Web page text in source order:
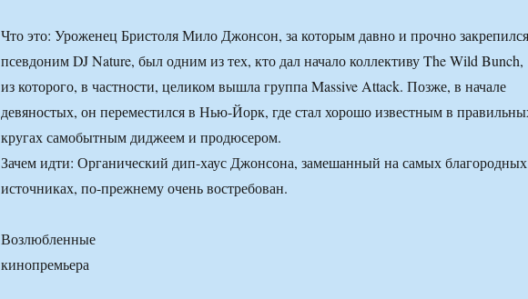
Что это: Уроженец Бристоля Мило Джонсон, за которым давно и прочно закрепился
псевдоним DJ Nature, был одним из тех, кто дал начало коллективу The Wild Bunch,
из которого, в частности, целиком вышла группа Massive Attack. Позже, в начале
девяностых, он переместился в Нью-Йорк, где стал хорошо известным в
кругах самобытным диджеем и продюсером.
Зачем идти: Органический дип-хаус Джонсона, замешанный на самых благородных
источниках, по-прежнему очень востребован.
Возлюбленные
кинопремьера